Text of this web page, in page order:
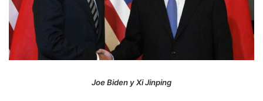
Joe Biden y Xi Jinping